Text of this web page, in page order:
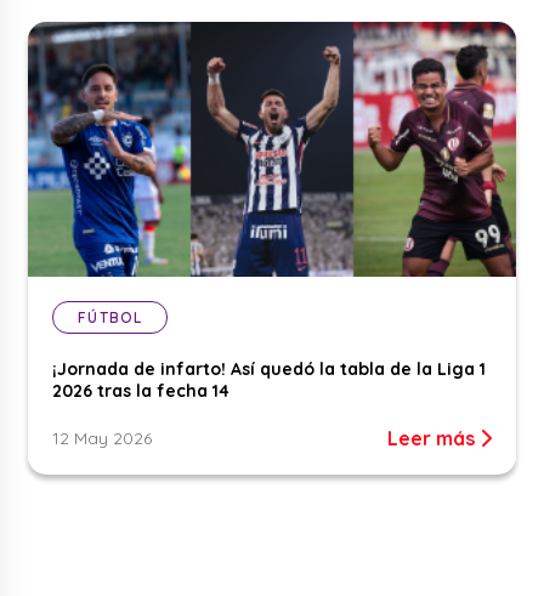
FÚTBOL
¡Jornada de infarto! Así quedó la tabla de la Liga 1
2026 tras la fecha 14
12 May 2026 Leer más